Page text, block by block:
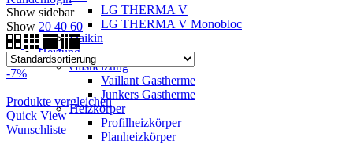
LG THERMA V
LG THERMA V Monobloc
Daikin
Heizung
Gasheizung
Vaillant Gastherme
Junkers Gastherme
Heizkörper
Profilheizkörper
Planheizkörper
Show sidebar
Show 20 40 60
-7%
Produkte vergleichen
Quick View
Wunschliste